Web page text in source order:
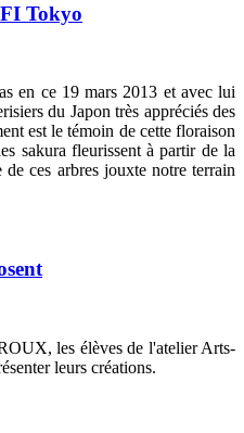
Tokyo
en ce 19 mars 2013 et avec lui
du Japon très appréciés des
est le témoin de cette floraison
sakura fleurissent à partir de la
ces arbres jouxte notre terrain
les élèves de l'atelier Arts-
leurs créations.